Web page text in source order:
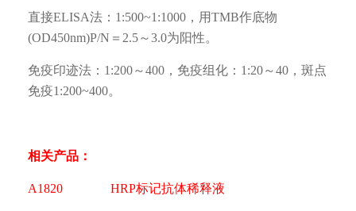
直接ELISA法：1:500~1:1000，用TMB作底物
(OD450nm)P/N＝2.5～3.0为阳性。
免疫印迹法：1:200～400，免疫组化：1:20～40，斑点
免疫1:200~400。
相关产品：
A1820 HRP标记抗体稀释液